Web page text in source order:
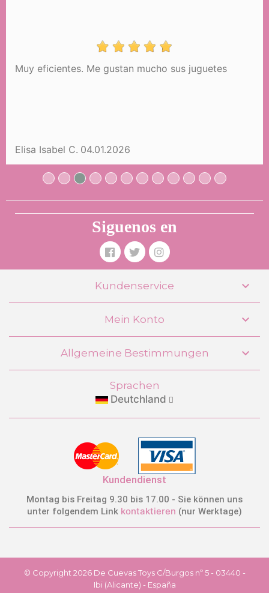
Muy eficientes. Me gustan mucho sus juguetes
Elisa Isabel C. 04.01.2026
Siguenos en
Kundenservice 
Mein Konto 
Allgemeine Bestimmungen 
Sprachen
Deutchland
Kundendienst
Montag bis Freitag 9.30 bis 17.00 - Sie können uns
unter folgendem Link kontaktieren (nur Werktage)
© Copyright 2026 De Cuevas Toys C/Burgos nº 5 - 03440 -
Ibi (Alicante) - España